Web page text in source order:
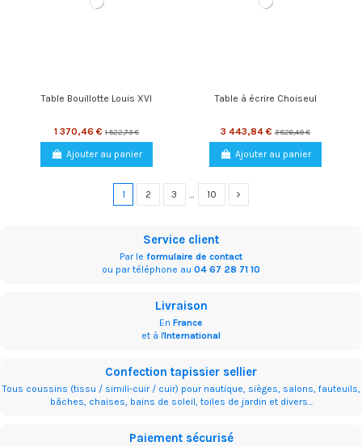
Table Bouillotte Louis XVI
1 370,46 € 1 522,73 €
Ajouter au panier
Table à écrire Choiseul
3 443,84 € 3 826,49 €
Ajouter au panier
1 2 3 … 10
Service client
Par le formulaire de contact
ou par téléphone au 04 67 28 71 10
Livraison
En France
et à l'International
Confection tapissier sellier
Tous coussins (tissu / simili-cuir / cuir) pour nautique, sièges, salons, fauteuils,
bâches, chaises, bains de soleil, toiles de jardin et divers...
Paiement sécurisé